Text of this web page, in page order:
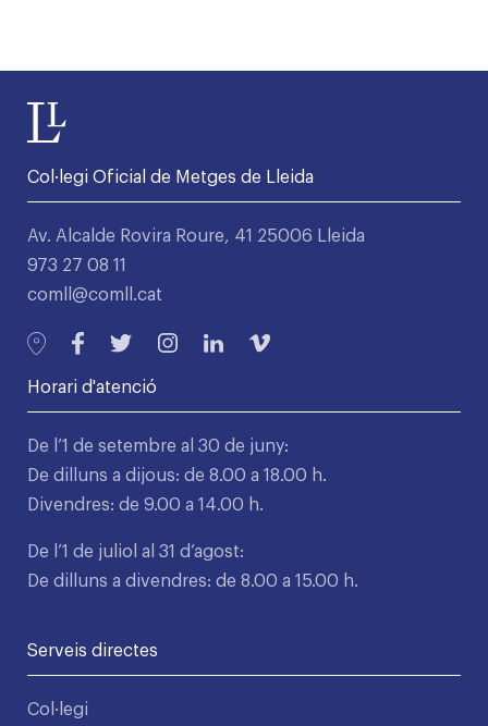
Col·legi Oficial de Metges de Lleida
Av. Alcalde Rovira Roure, 41 25006 Lleida
973 27 08 11
comll@comll.cat
Horari d'atenció
De l’1 de setembre al 30 de juny:
De dilluns a dijous: de 8.00 a 18.00 h.
Divendres: de 9.00 a 14.00 h.
De l’1 de juliol al 31 d’agost:
De dilluns a divendres: de 8.00 a 15.00 h.
Serveis directes
Col·legi